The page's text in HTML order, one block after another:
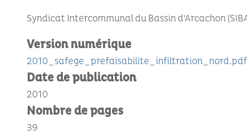
Syndicat Intercommunal du Bassin d'Arcachon
Version numérique
2010_safege_prefaisabilite_infiltration_nord.pdf
Date de publication
2010
Nombre de pages
39